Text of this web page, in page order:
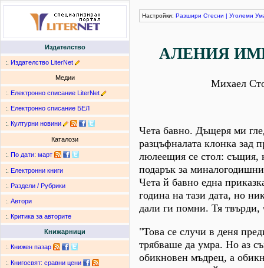
Издателство
:. Издателство LiterNet
Медии
:. Електронно списание LiterNet
:. Електронно списание БЕЛ
:. Културни новини
Каталози
:. По дати: март
:. Електронни книги
:. Раздели / Рубрики
:. Автори
:. Критика за авторите
Книжарници
:. Книжен пазар
:. Книгосвят: сравни цени
Настройки: Разшири Стесни | Уголеми
АЛЕНИЯ
Михаел
Чета бавно. Дъщеря ми
разцъфналата клонка зад
люлеещия се стол: същия,
подарък за
Чета й бавно една
година на тази дата, но
дали ги помни. Тя твърди,
"Това се случи в деня
трябваше да умра. Но аз
обикновен мъдрец, а